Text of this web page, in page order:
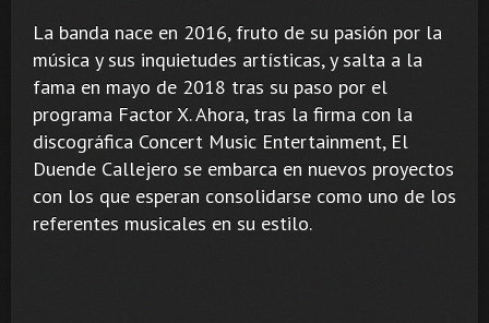
La banda nace en 2016, fruto de su pasión por la
música y sus inquietudes artísticas, y salta a la
fama en mayo de 2018 tras su paso por el
programa Factor X. Ahora, tras la firma con la
discográfica Concert Music Entertainment, El
Duende Callejero se embarca en nuevos proyectos
con los que esperan consolidarse como uno de los
referentes musicales en su estilo.